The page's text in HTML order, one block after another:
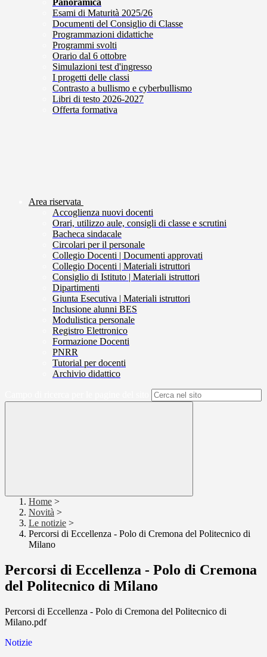
Panoramica
Esami di Maturità 2025/26
Documenti del Consiglio di Classe
Programmazioni didattiche
Programmi svolti
Orario dal 6 ottobre
Simulazioni test d'ingresso
I progetti delle classi
Contrasto a bullismo e cyberbullismo
Libri di testo 2026-2027
Offerta formativa
Area riservata
Accoglienza nuovi docenti
Orari, utilizzo aule, consigli di classe e scrutini
Bacheca sindacale
Circolari per il personale
Collegio Docenti | Documenti approvati
Collegio Docenti | Materiali istruttori
Consiglio di Istituto | Materiali istruttori
Dipartimenti
Giunta Esecutiva | Materiali istruttori
Inclusione alunni BES
Modulistica personale
Registro Elettronico
Formazione Docenti
PNRR
Tutorial per docenti
Archivio didattico
Home >
Novità >
Le notizie >
Percorsi di Eccellenza - Polo di Cremona del Politecnico di
Milano
Percorsi di Eccellenza - Polo di Cremona
del Politecnico di Milano
Percorsi di Eccellenza - Polo di Cremona del Politecnico di
Milano.pdf
Notizie